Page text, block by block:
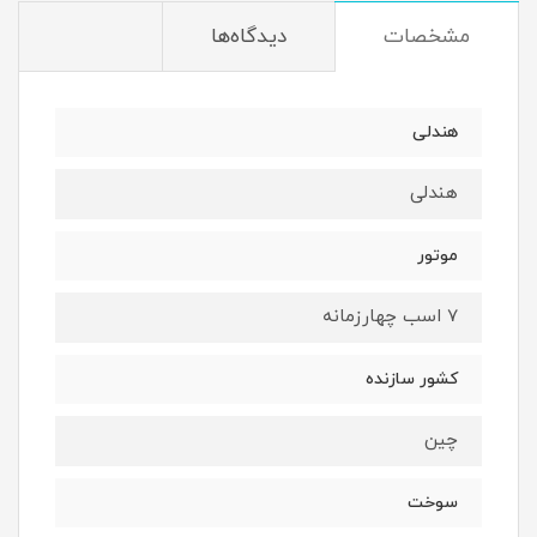
مشخصات دیدگاه‌ها
هندلی
هندلی
موتور
7 اسب چهارزمانه
کشور سازنده
چین
سوخت